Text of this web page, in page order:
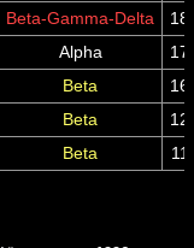
Beta-Gamma-Delta
Alpha
Beta
Beta
Beta